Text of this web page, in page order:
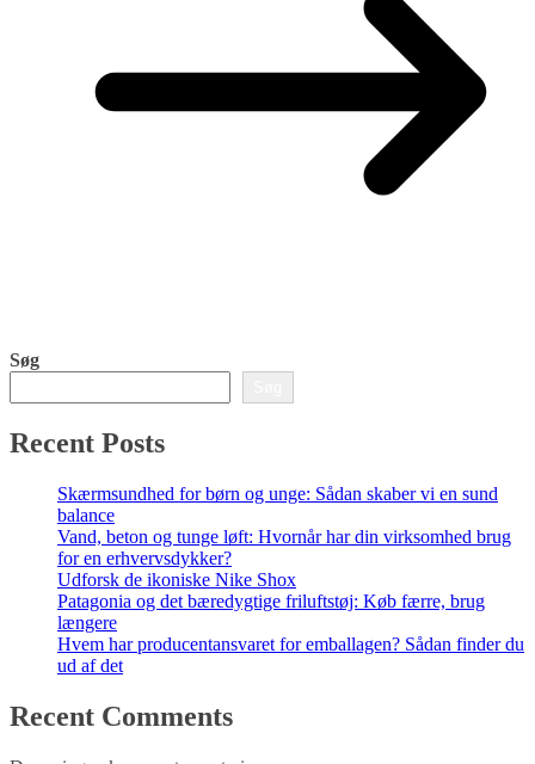
Søg
Recent Posts
Skærmsundhed for børn og unge: Sådan skaber vi en sund
balance
Vand, beton og tunge løft: Hvornår har din virksomhed brug
for en erhvervsdykker?
Udforsk de ikoniske Nike Shox
Patagonia og det bæredygtige friluftstøj: Køb færre, brug
længere
Hvem har producentansvaret for emballagen? Sådan finder du
ud af det
Recent Comments